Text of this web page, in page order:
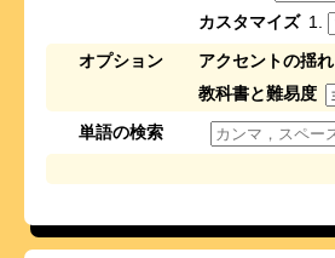
カスタマイズ 1.
オプション
アクセントの揺れ
教科書と難易度
単語の検索